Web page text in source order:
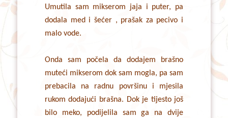
Umutila sam mikserom jaja i puter, pa
dodala med i šećer , prašak za pecivo i
malo vode.
Onda sam počela da dodajem brašno
muteći mikserom dok sam mogla, pa sam
prebacila na radnu površinu i mjesila
rukom dodajući brašna. Dok je tijesto još
bilo meko, podijelila sam ga na dvije